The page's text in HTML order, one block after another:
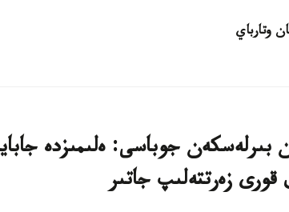
وتارباي
بىرلەسكەن جوباسى: ەلىمىزدە
قورى زەرتتەلىپ جاتىر